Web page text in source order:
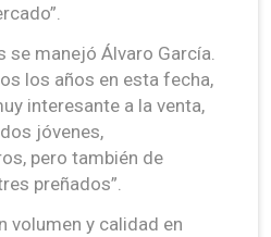
manejó Álvaro García.
los años en esta fecha,
interesante a la venta,
jóvenes,
pero también de
preñados”.
volumen y calidad en